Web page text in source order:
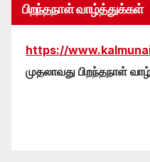
பிறந்தநாள் வாழ்த்துக்கள்
https://
முதலாவது பிறந்தநாள்